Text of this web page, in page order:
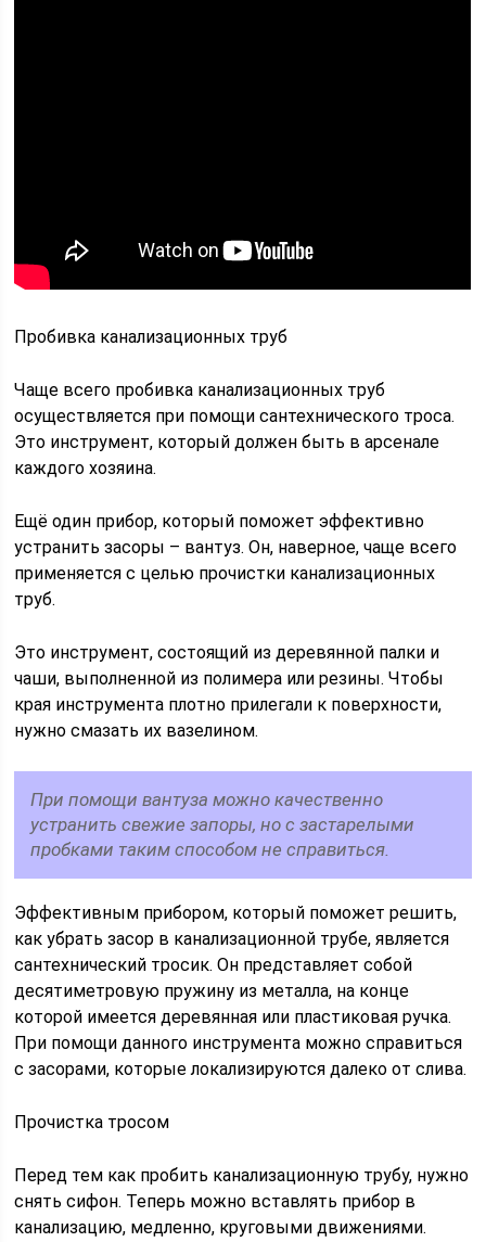
Пробивка канализационных труб
Чаще всего пробивка канализационных труб
осуществляется при помощи сантехнического троса.
Это инструмент, который должен быть в арсенале
каждого хозяина.
Ещё один прибор, который поможет эффективно
устранить засоры – вантуз. Он, наверное, чаще всего
применяется с целью прочистки канализационных
труб.
Это инструмент, состоящий из деревянной палки и
чаши, выполненной из полимера или резины. Чтобы
края инструмента плотно прилегали к поверхности,
нужно смазать их вазелином.
При помощи вантуза можно качественно
устранить свежие запоры, но с застарелыми
пробками таким способом не справиться.
Эффективным прибором, который поможет решить,
как убрать засор в канализационной трубе, является
сантехнический тросик. Он представляет собой
десятиметровую пружину из металла, на конце
которой имеется деревянная или пластиковая ручка.
При помощи данного инструмента можно справиться
с засорами, которые локализируются далеко от слива.
Прочистка тросом
Перед тем как пробить канализационную трубу, нужно
снять сифон. Теперь можно вставлять прибор в
канализацию, медленно, круговыми движениями.